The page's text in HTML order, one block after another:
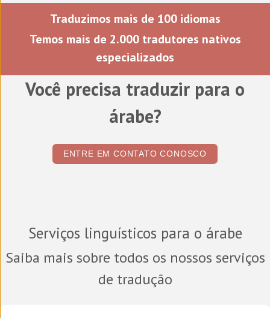
Traduzimos mais de 100 idiomas
Temos mais de 2.000 tradutores nativos
especializados
Você precisa traduzir para o
árabe?
ENTRE EM CONTATO CONOSCO
Serviços linguísticos para o árabe
Saiba mais sobre todos os nossos serviços
de tradução